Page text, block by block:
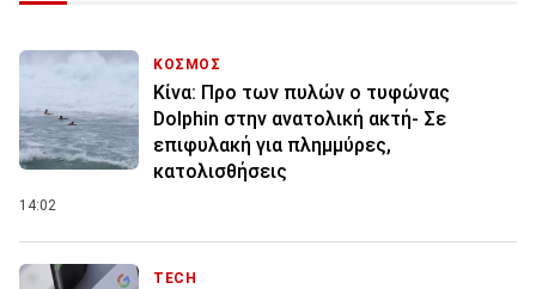
ΚΟΣΜΟΣ
Κίνα: Προ των πυλών ο τυφώνας
Dolphin στην ανατολική ακτή- Σε
επιφυλακή για πλημμύρες,
κατολισθήσεις
14:02
TECH